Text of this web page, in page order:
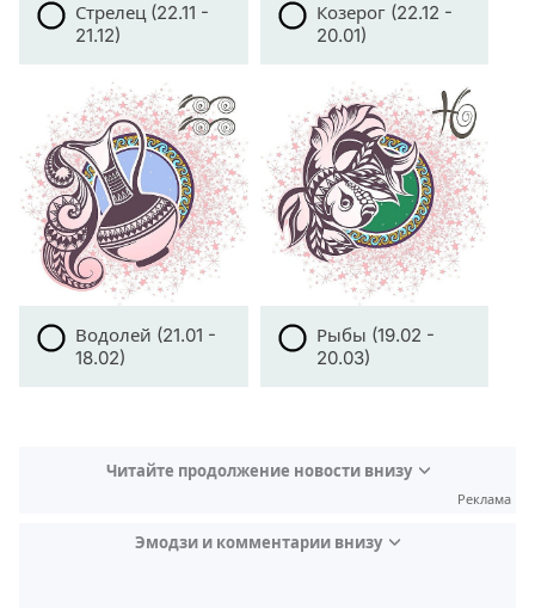
Стрелец (22.11 -
21.12)
Козерог (22.12 -
20.01)
Водолей (21.01 -
18.02)
Рыбы (19.02 -
20.03)
Читайте продолжение новости внизу
Реклама
Эмодзи и комментарии внизу